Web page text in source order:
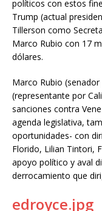
políticos con estos
Trump (actual
Tillerson como
Marco Rubio con 17
dólares.
Marco Rubio
(representante por
sanciones contra
agenda legislativa,
oportunidades- con
Florido, Lilian Tintori,
apoyo político y aval
derrocamiento que
edroyce.jpg